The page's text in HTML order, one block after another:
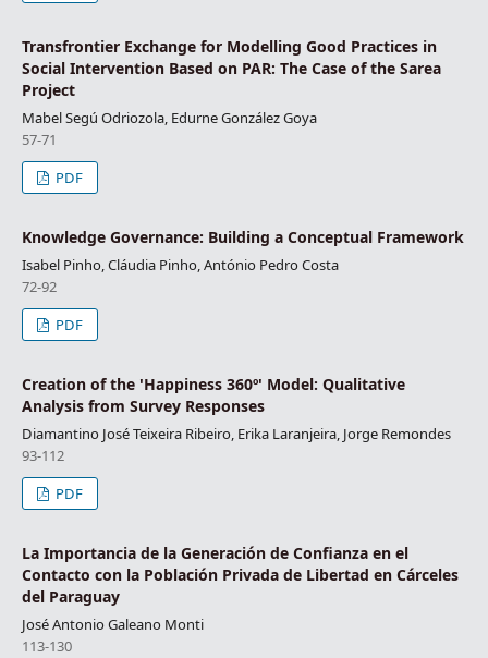
Transfrontier Exchange for Modelling Good Practices in
Social Intervention Based on PAR: The Case of the Sarea
Project
Mabel Segú Odriozola, Edurne González Goya
57-71
PDF
Knowledge Governance: Building a Conceptual Framework
Isabel Pinho, Cláudia Pinho, António Pedro Costa
72-92
PDF
Creation of the 'Happiness 360º' Model: Qualitative
Analysis from Survey Responses
Diamantino José Teixeira Ribeiro, Erika Laranjeira, Jorge Remondes
93-112
PDF
La Importancia de la Generación de Confianza en el
Contacto con la Población Privada de Libertad en Cárceles
del Paraguay
José Antonio Galeano Monti
113-130